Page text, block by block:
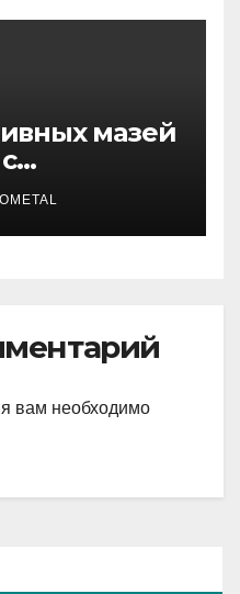
мазей
эффектом
вам необходимо